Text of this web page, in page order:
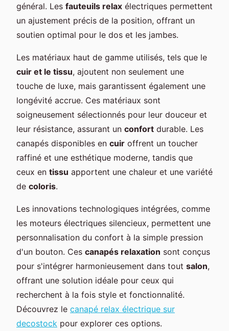
général. Les fauteuils relax électriques permettent
un ajustement précis de la position, offrant un
soutien optimal pour le dos et les jambes.
Les matériaux haut de gamme utilisés, tels que le
cuir et le tissu, ajoutent non seulement une
touche de luxe, mais garantissent également une
longévité accrue. Ces matériaux sont
soigneusement sélectionnés pour leur douceur et
leur résistance, assurant un confort durable. Les
canapés disponibles en cuir offrent un toucher
raffiné et une esthétique moderne, tandis que
ceux en tissu apportent une chaleur et une variété
de coloris.
Les innovations technologiques intégrées, comme
les moteurs électriques silencieux, permettent une
personnalisation du confort à la simple pression
d'un bouton. Ces canapés relaxation sont conçus
pour s'intégrer harmonieusement dans tout salon,
offrant une solution idéale pour ceux qui
recherchent à la fois style et fonctionnalité.
Découvrez le canapé relax électrique sur
decostock pour explorer ces options.